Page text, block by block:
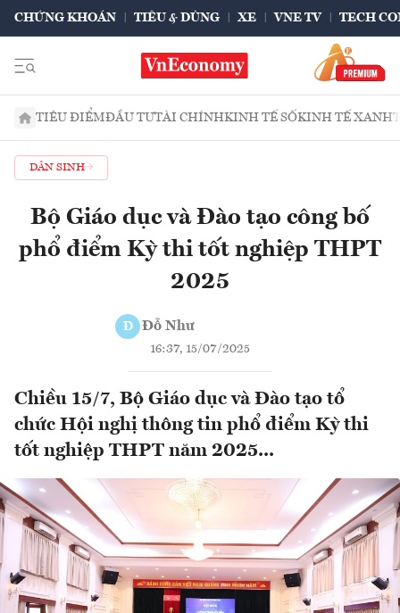
CHỨNG KHOÁN TIÊU & DÙNG XE VNE TV TECH
TIÊU ĐIỂMĐẦU TƯTÀI CHÍNHKINH TẾ SỐKINH TẾ XANH
DÂN SINH
Bộ Giáo dục và Đào tạo công bố
phổ điểm Kỳ thi tốt nghiệp THPT
2025
Đ Đỗ Như
16:37, 15/07/2025
Chiều 15/7, Bộ Giáo dục và Đào tạo tổ
chức Hội nghị thông tin phổ điểm Kỳ thi
tốt nghiệp THPT năm 2025...